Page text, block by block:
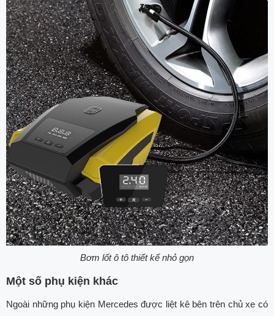
Bơm lốt ô tô thiết kế nhỏ gọn
Một số phụ kiện khác
Ngoài những phụ kiện Mercedes được liệt kê bên trên chủ xe có